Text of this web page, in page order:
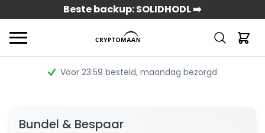
Beste backup: SOLIDHODL ➡️
Voor 23:59 besteld, maandag bezorgd
Bundel & Bespaar